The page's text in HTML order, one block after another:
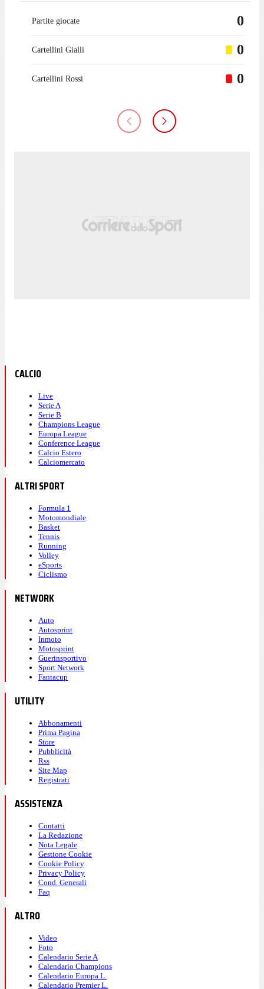
Partite giocate 0
Cartellini Gialli 0
Cartellini Rossi 0
CALCIO
Live
Serie A
Serie B
Champions League
Europa League
Conference League
Calcio Estero
Calciomercato
ALTRI SPORT
Formula 1
Motomondiale
Basket
Tennis
Running
Volley
eSports
Ciclismo
NETWORK
Auto
Autosprint
Inmoto
Motosprint
Guerinsportivo
Sport Network
Fantacup
UTILITY
Abbonamenti
Prima Pagina
Store
Pubblicità
Rss
Site Map
Registrati
ASSISTENZA
Contatti
La Redazione
Nota Legale
Gestione Cookie
Cookie Policy
Privacy Policy
Cond. Generali
Faq
ALTRO
Video
Foto
Calendario Serie A
Calendario Champions
Calendario Europa L.
Calendario Premier L.